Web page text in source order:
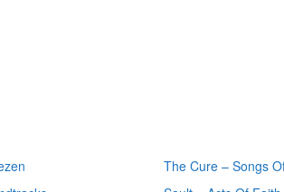
The Cure – Songs